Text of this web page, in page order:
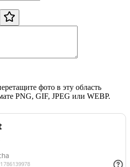
фото в эту область
PNG, GIF, JPEG или WEBP.